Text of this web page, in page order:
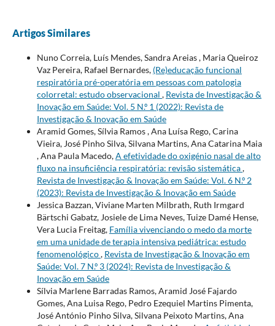
Artigos Similares
Nuno Correia, Luís Mendes, Sandra Areias , Maria Queiroz
Vaz Pereira, Rafael Bernardes, (Re)educação funcional
respiratória pré-operatória em pessoas com patologia
colorretal: estudo observacional , Revista de Investigação &
Inovação em Saúde: Vol. 5 N.º 1 (2022): Revista de
Investigação & Inovação em Saúde
Aramid Gomes, Sílvia Ramos , Ana Luísa Rego, Carina
Vieira, José Pinho Silva, Silvana Martins, Ana Catarina Maia
, Ana Paula Macedo,A efetividade do oxigénio nasal de alto
fluxo na insuficiência respiratória: revisão sistemática,
Revista de Investigação & Inovação em Saúde: Vol. 6 N.º 2
(2023): Revista de Investigação & Inovação em Saúde
Jessica Bazzan, Viviane Marten Milbrath, Ruth Irmgard
Bärtschi Gabatz, Josiele de Lima Neves, Tuize Damé Hense,
Vera Lucia Freitag, Família vivenciando o medo da morte
em uma unidade de terapia intensiva pediátrica: estudo
fenomenológico, Revista de Investigação & Inovação em
Saúde: Vol. 7 N.º 3 (2024): Revista de Investigação &
Inovação em Saúde
Sílvia Marlene Barradas Ramos, Aramid José Fajardo
Gomes, Ana Luisa Rego, Pedro Ezequiel Martins Pimenta,
José António Pinho Silva, Silvana Peixoto Martins, Ana